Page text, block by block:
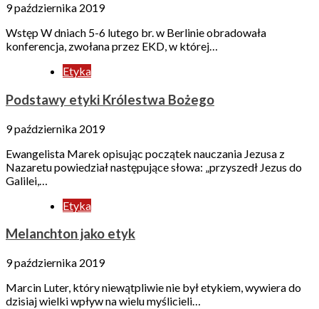
9 października 2019
Wstęp W dniach 5-6 lutego br. w Berlinie obradowała
konferencja, zwołana przez EKD, w której…
Etyka
Podstawy etyki Królestwa Bożego
9 października 2019
Ewangelista Marek opisując początek nauczania Jezusa z
Nazaretu powiedział następujące słowa: „przyszedł Jezus do
Galilei,…
Etyka
Melanchton jako etyk
9 października 2019
Marcin Luter, który niewątpliwie nie był etykiem, wywiera do
dzisiaj wielki wpływ na wielu myślicieli…